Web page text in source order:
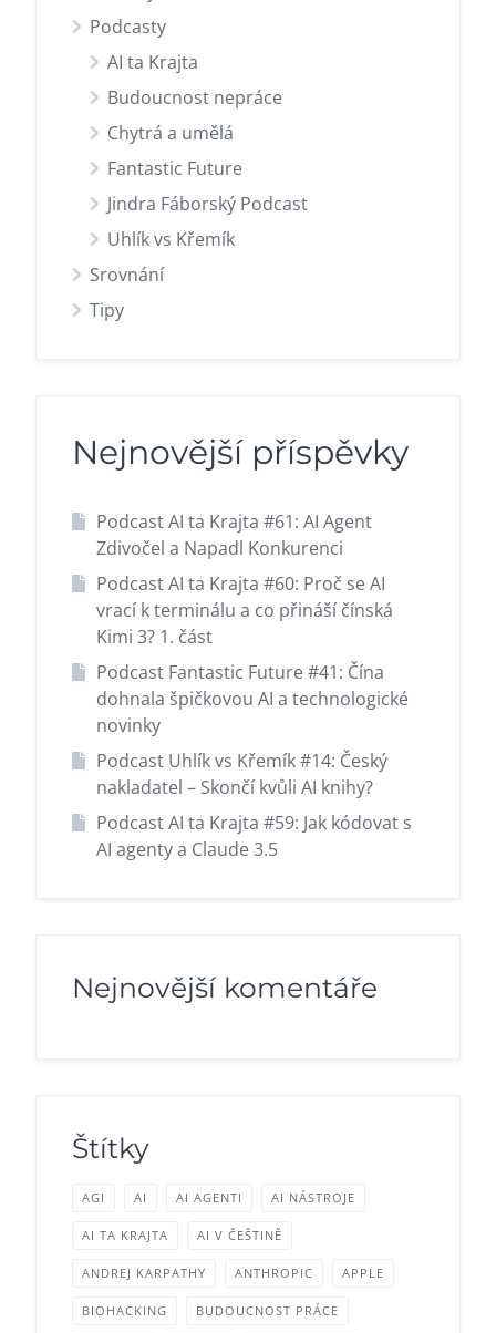
Podcasty
AI ta Krajta
Budoucnost nepráce
Chytrá a umělá
Fantastic Future
Jindra Fáborský Podcast
Uhlík vs Křemík
Srovnání
Tipy
Nejnovější příspěvky
Podcast AI ta Krajta #61: AI Agent
Zdivočel a Napadl Konkurenci
Podcast AI ta Krajta #60: Proč se AI
vrací k terminálu a co přináší čínská
Kimi 3? 1. část
Podcast Fantastic Future #41: Čína
dohnala špičkovou AI a technologické
novinky
Podcast Uhlík vs Křemík #14: Český
nakladatel – Skončí kvůli AI knihy?
Podcast AI ta Krajta #59: Jak kódovat s
AI agenty a Claude 3.5
Nejnovější komentáře
Štítky
AGI AI AI AGENTI AI NÁSTROJE
AI TA KRAJTA AI V ČEŠTINĚ
ANDREJ KARPATHY ANTHROPIC APPLE
BIOHACKING BUDOUCNOST PRÁCE